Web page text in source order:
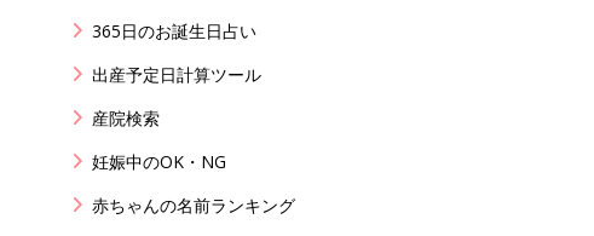
365日のお誕生日占い
出産予定日計算ツール
産院検索
妊娠中のOK・NG
赤ちゃんの名前ランキング